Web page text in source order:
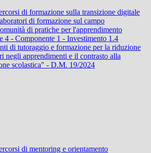
di formazione sulla transizione digitale
di formazione sul campo
di pratiche per l'apprendimento
4 - Componente 1 - Investimento 1.4
di tutoraggio e formazione per la riduzione
negli apprendimenti e il contrasto alla
scolastica" - D.M. 19/2024
di mentoring e orientamento